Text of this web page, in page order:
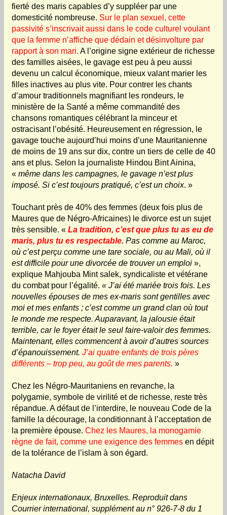
fierté des maris capables d’y suppléer par une
domesticité nombreuse. Sur le plan sexuel, cette
passivité s’inscrivait aussi dans le code culturel voulant
que la femme n’affiche que dédain et désinvolture par
rapport à son mari. A l’origine signe extérieur de richesse
des familles aisées, le gavage est peu à peu aussi
devenu un calcul économique, mieux valant marier les
filles inactives au plus vite. Pour contrer les chants
d’amour traditionnels magnifiant les rondeurs, le
ministère de la Santé a même commandité des
chansons romantiques célébrant la minceur et
ostracisant l’obésité. Heureusement en régression, le
gavage touche aujourd’hui moins d’une Mauritanienne
de moins de 19 ans sur dix, contre un tiers de celle de 40
ans et plus. Selon la journaliste Hindou Bint Ainina,
« même dans les campagnes, le gavage n’est plus
imposé. Si c’est toujours pratiqué, c’est un choix. »
Touchant près de 40% des femmes (deux fois plus de
Maures que de Négro-Africaines) le divorce est un sujet
très sensible. « La tradition, c’est que plus tu as eu de
maris, plus tu es respectable. Pas comme au Maroc,
où c’est perçu comme une tare sociale, ou au Mali, où il
est difficile pour une divorcée de trouver un emploi »,
explique Mahjouba Mint salek, syndicaliste et vétérane
du combat pour l’égalité. « J’ai été mariée trois fois. Les
nouvelles épouses de mes ex-maris sont gentilles avec
moi et mes enfants ; c’est comme un grand clan où tout
le monde me respecte. Auparavant, la jalousie était
terrible, car le foyer était le seul faire-valoir des femmes.
Maintenant, elles commencent à avoir d’autres sources
d’épanouissement. J’ai quatre enfants de trois pères
différents – trop peu, au goût de mes parents. »
Chez les Négro-Mauritaniens en revanche, la
polygamie, symbole de virilité et de richesse, reste très
répandue. A défaut de l’interdire, le nouveau Code de la
famille la décourage, la conditionnant à l’acceptation de
la première épouse. Chez les Maures, la monogamie
règne de fait, comme une exigence des femmes en dépit
de la tolérance de l’islam à son égard.
Natacha David
Enjeux internationaux, Bruxelles. Reproduit dans
Courrier international, supplément au n° 926-7-8 du 1